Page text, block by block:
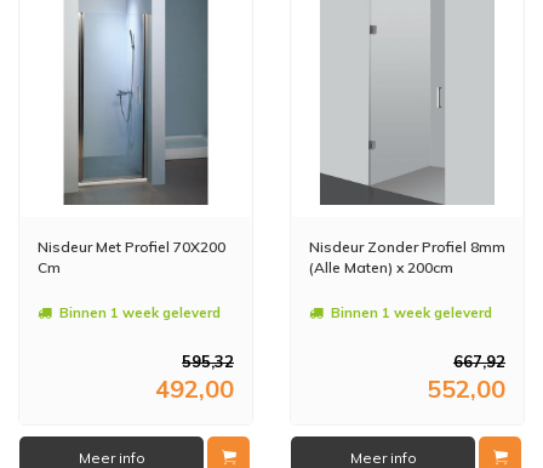
Nisdeur Met Profiel 70X200
Cm
Binnen 1 week geleverd
595,32
492,00
Meer info
Nisdeur Zonder Profiel 8mm
(Alle Maten) x 200cm
Binnen 1 week geleverd
667,92
552,00
Meer info